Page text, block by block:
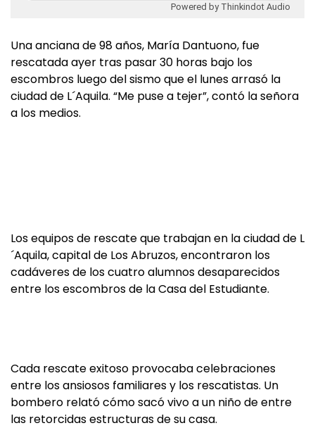
Powered by Thinkindot Audio
Una anciana de 98 años, María Dantuono, fue
rescatada ayer tras pasar 30 horas bajo los
escombros luego del sismo que el lunes arrasó la
ciudad de L´Aquila. “Me puse a tejer”, contó la señora
a los medios.
Los equipos de rescate que trabajan en la ciudad de L
´Aquila, capital de Los Abruzos, encontraron los
cadáveres de los cuatro alumnos desaparecidos
entre los escombros de la Casa del Estudiante.
Cada rescate exitoso provocaba celebraciones
entre los ansiosos familiares y los rescatistas. Un
bombero relató cómo sacó vivo a un niño de entre
las retorcidas estructuras de su casa.